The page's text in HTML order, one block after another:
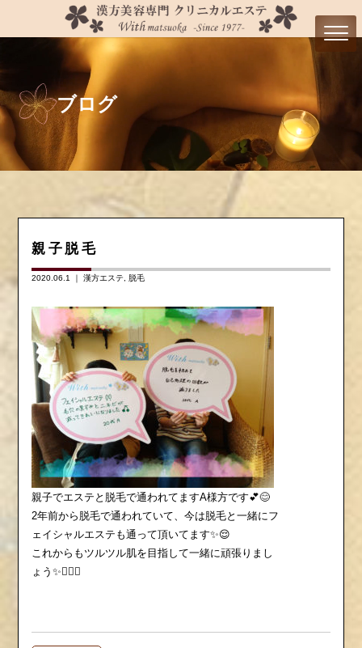
ブログ
親子脱毛
2020.06.1 ｜漢方エステ 脱毛
親子でエステと脱毛で通われてますA様方です💕😊
2年前から脱毛で通われていて、今は脱毛と一緒にフ
ェイシャルエステも通って頂いてます✨😌
これからもツルツル肌を目指して一緒に頑張りまし
ょう✨💆🏻‍♀️